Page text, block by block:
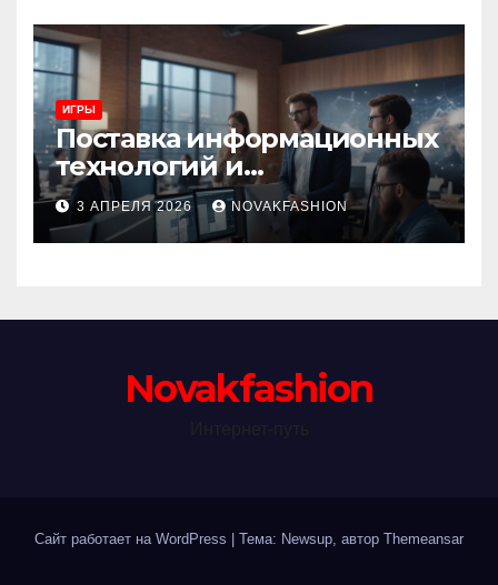
ИГРЫ
Поставка информационных
технологий и
инновационные решения
3 АПРЕЛЯ 2026 NOVAKFASHION
Novakfashion
Сайт работает на WordPress Тема: Newsup, автор Themeansar